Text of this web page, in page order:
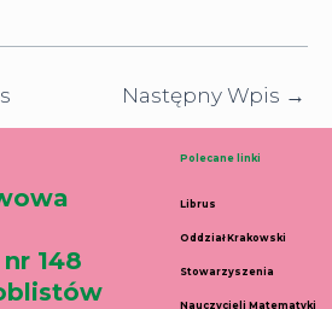
Następny Wpis →
148
Polecane linki
Librus
Oddział Krakowski
Stowarzyszenia
Nauczycieli Matematyki